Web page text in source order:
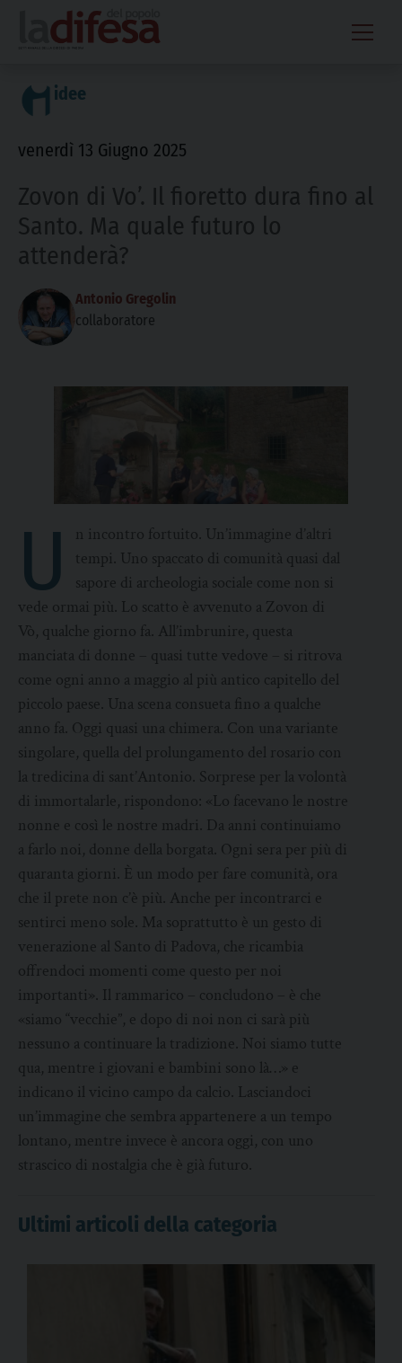
content
idee
venerdì 13 Giugno 2025
Zovon di Vo’. Il fioretto dura fino al
Santo. Ma quale futuro lo
attenderà?
Antonio Gregolin
collaboratore
U
n incontro fortuito. Un’immagine d’altri
tempi. Uno spaccato di comunità quasi dal
sapore di archeologia sociale come non si
vede ormai più. Lo scatto è avvenuto a Zovon di
Vò, qualche giorno fa. All’imbrunire, questa
manciata di donne – quasi tutte vedove – si ritrova
come ogni anno a maggio al più antico capitello del
piccolo paese. Una scena consueta fino a qualche
anno fa. Oggi quasi una chimera. Con una variante
singolare, quella del prolungamento del rosario con
la tredicina di sant’Antonio. Sorprese per la volontà
di immortalarle, rispondono: «Lo facevano le nostre
nonne e così le nostre madri. Da anni continuiamo
a farlo noi, donne della borgata. Ogni sera per più di
quaranta giorni. È un modo per fare comunità, ora
che il prete non c’è più. Anche per incontrarci e
sentirci meno sole. Ma soprattutto è un gesto di
venerazione al Santo di Padova, che ricambia
offrendoci momenti come questo per noi
importanti». Il rammarico – concludono – è che
«siamo “vecchie”, e dopo di noi non ci sarà più
nessuno a continuare la tradizione. Noi siamo tutte
qua, mentre i giovani e bambini sono là…» e
indicano il vicino campo da calcio. Lasciandoci
un’immagine che sembra appartenere a un tempo
lontano, mentre invece è ancora oggi, con uno
strascico di nostalgia che è già futuro.
Ultimi articoli della categoria